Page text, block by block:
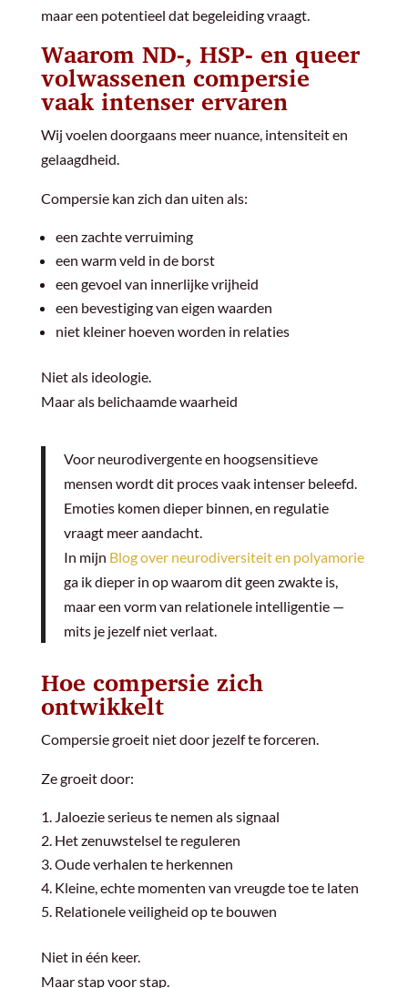
maar een potentieel dat begeleiding vraagt.
Waarom ND-, HSP- en queer
volwassenen compersie
vaak intenser ervaren
Wij voelen doorgaans meer nuance, intensiteit en
gelaagdheid.
Compersie kan zich dan uiten als:
een zachte verruiming
een warm veld in de borst
een gevoel van innerlijke vrijheid
een bevestiging van eigen waarden
niet kleiner hoeven worden in relaties
Niet als ideologie.
Maar als belichaamde waarheid
Voor neurodivergente en hoogsensitieve
mensen wordt dit proces vaak intenser beleefd.
Emoties komen dieper binnen, en regulatie
vraagt meer aandacht.
In mijn Blog over neurodiversiteit en polyamorie
ga ik dieper in op waarom dit geen zwakte is,
maar een vorm van relationele intelligentie —
mits je jezelf niet verlaat.
Hoe compersie zich
ontwikkelt
Compersie groeit niet door jezelf te forceren.
Ze groeit door:
Jaloezie serieus te nemen als signaal
Het zenuwstelsel te reguleren
Oude verhalen te herkennen
Kleine, echte momenten van vreugde toe te laten
Relationele veiligheid op te bouwen
Niet in één keer.
Maar stap voor stap.